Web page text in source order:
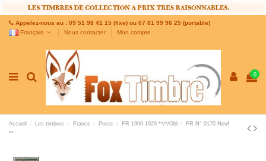
Appelez-nous au : 09 51 98 41 15 (fixe) ou 07 81 99 96 25 (portable)
Français
Nous contacter Mon compte
0
Accueil Les timbres France Poste FR 1900-1929 **/*/Obl
FR N° 0170 Neuf
**